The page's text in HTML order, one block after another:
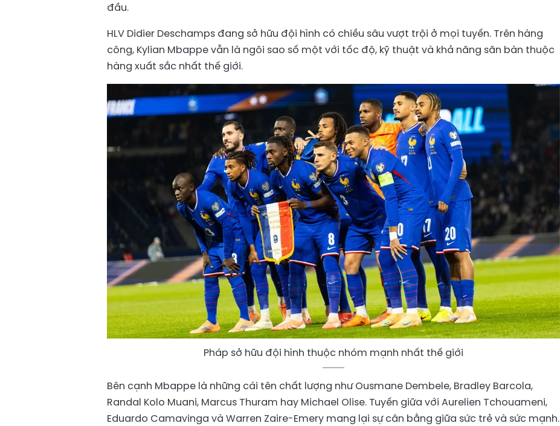
đầu.
HLV Didier Deschamps đang sở hữu đội hình có chiều sâu vượt trội ở mọi tuyến. Trên hàng
công, Kylian Mbappe vẫn là ngôi sao số một với tốc độ, kỹ thuật và khả năng săn bàn thuộc
hàng xuất sắc nhất thế giới.
Pháp sở hữu đội hình thuộc nhóm mạnh nhất thế giới
Bên cạnh Mbappe là những cái tên chất lượng như Ousmane Dembele, Bradley Barcola,
Randal Kolo Muani, Marcus Thuram hay Michael Olise. Tuyến giữa với Aurelien Tchouameni,
Eduardo Camavinga và Warren Zaire-Emery mang lại sự cân bằng giữa sức trẻ và sức mạnh.